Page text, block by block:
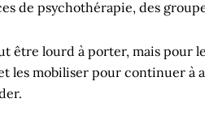
de psychothérapie, des
être lourd à porter, mais pour
les mobiliser pour continuer à